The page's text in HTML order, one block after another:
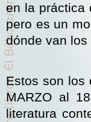
en la práctica
pero es un
dónde van
Estos son los
MARZO al
literatura